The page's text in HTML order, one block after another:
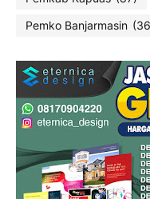
Pemko Banjarmasin